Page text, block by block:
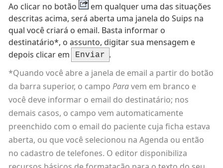
Ao clicar no botão
em qualquer uma das situações
descritas acima, será aberta uma janela do Suips na
qual você criará o email. Basta informar o
destinatário*, o assunto, digitar sua mensagem e
depois clicar em
Enviar .
*Quando você abre a janela de email a partir do botão
da barra superior, o campo Paravem em branco e
você deve informar o email do destinatário; nos
demais casos, o campo vem automaticamente
preenchido com o email do paciente cuja ficha estava
aberta, ou que você selecionou na Agenda ou então
no cadastro de telefones. O editor disponibiliza